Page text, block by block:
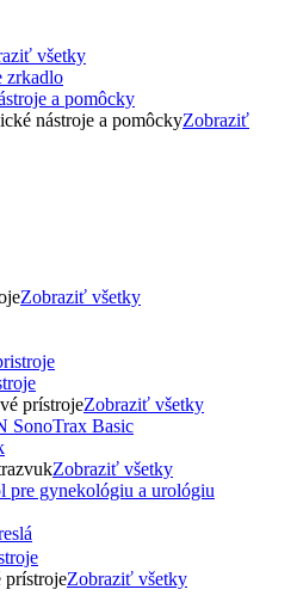
všetky
a pomôcky
nástroje a pomôckyZobraziť
Zobraziť všetky
prístrojeZobraziť všetky
Zobraziť všetky
prístrojeZobraziť všetky